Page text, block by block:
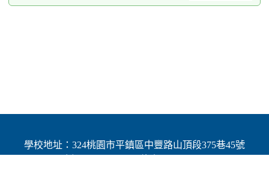
學校地址：324桃園市平鎮區中豐路山頂段375巷45號